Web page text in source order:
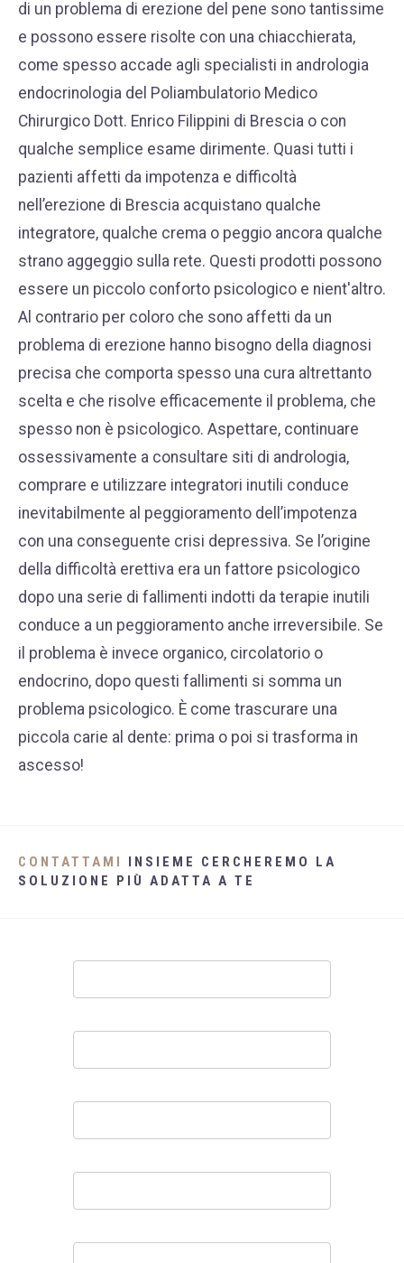
di un problema di erezione del pene sono tantissime
e possono essere risolte con una chiacchierata,
come spesso accade agli specialisti in andrologia
endocrinologia del Poliambulatorio Medico
Chirurgico Dott. Enrico Filippini di Brescia o con
qualche semplice esame dirimente. Quasi tutti i
pazienti affetti da impotenza e difficoltà
nell’erezione di Brescia acquistano qualche
integratore, qualche crema o peggio ancora qualche
strano aggeggio sulla rete. Questi prodotti possono
essere un piccolo conforto psicologico e nient'altro.
Al contrario per coloro che sono affetti da un
problema di erezione hanno bisogno della diagnosi
precisa che comporta spesso una cura altrettanto
scelta e che risolve efficacemente il problema, che
spesso non è psicologico. Aspettare, continuare
ossessivamente a consultare siti di andrologia,
comprare e utilizzare integratori inutili conduce
inevitabilmente al peggioramento dell’impotenza
con una conseguente crisi depressiva. Se l’origine
della difficoltà erettiva era un fattore psicologico
dopo una serie di fallimenti indotti da terapie inutili
conduce a un peggioramento anche irreversibile. Se
il problema è invece organico, circolatorio o
endocrino, dopo questi fallimenti si somma un
problema psicologico. È come trascurare una
piccola carie al dente: prima o poi si trasforma in
ascesso!
CONTATTAMI
INSIEME CERCHEREMO LA
SOLUZIONE PIÙ ADATTA A TE
Contatti